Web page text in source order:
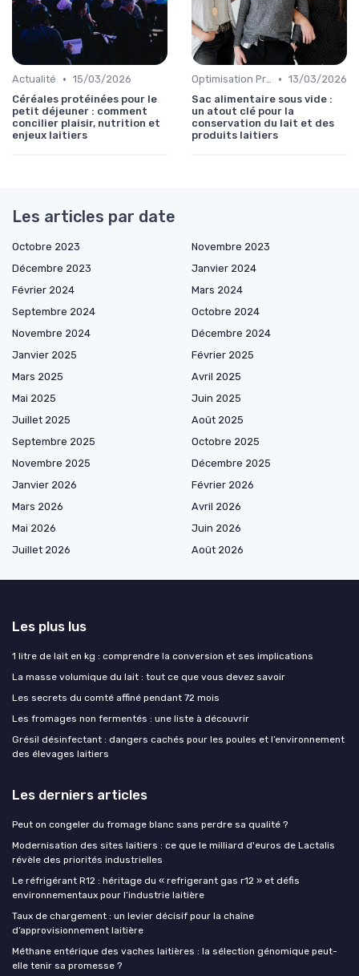
Actualité • 15/03/2026
Céréales protéinées pour le
petit déjeuner : comment
concilier plaisir, nutrition et
enjeux laitiers
Optimisation Production • 13/03/2026
Sac alimentaire sous vide :
un atout clé pour la
conservation du lait et des
produits laitiers
Les articles par date
Octobre 2023
Novembre 2023
Décembre 2023
Janvier 2024
Février 2024
Mars 2024
Septembre 2024
Octobre 2024
Novembre 2024
Décembre 2024
Janvier 2025
Février 2025
Mars 2025
Avril 2025
Mai 2025
Juin 2025
Juillet 2025
Août 2025
Septembre 2025
Octobre 2025
Novembre 2025
Décembre 2025
Janvier 2026
Février 2026
Mars 2026
Avril 2026
Mai 2026
Juin 2026
Juillet 2026
Août 2026
Les plus lus
1 litre de lait en kg : comprendre la conversion et ses implications
La masse volumique du lait : tout ce que vous devez savoir
Les secrets du comté affiné pendant 72 mois
Les fromages non fermentés : une liste à découvrir
Grésil désinfectant : dangers cachés pour les poules et l’environnement
des élevages laitiers
Les derniers articles
Peut on congeler du fromage blanc sans perdre sa qualité ?
Modernisation des sites laitiers : ce que le milliard d'euros de Lactalis
révèle des priorités industrielles
Le réfrigérant R12 : héritage du « refrigerant gas r12 » et défis
environnementaux pour l’industrie laitière
Taux de chargement : un levier décisif pour la chaîne
d’approvisionnement laitière
Méthane entérique des vaches laitières : la sélection génomique peut-
elle tenir sa promesse ?